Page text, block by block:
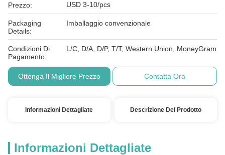
Prezzo: USD 3-10/pcs
Packaging
Details:
Imballaggio convenzionale
Condizioni Di
Pagamento:
L/C, D/A, D/P, T/T, Western Union, MoneyGram
Ottenga Il Migliore Prezzo Contatta Ora
Informazioni Dettagliate Descrizione Del Prodotto
Informazioni Dettagliate